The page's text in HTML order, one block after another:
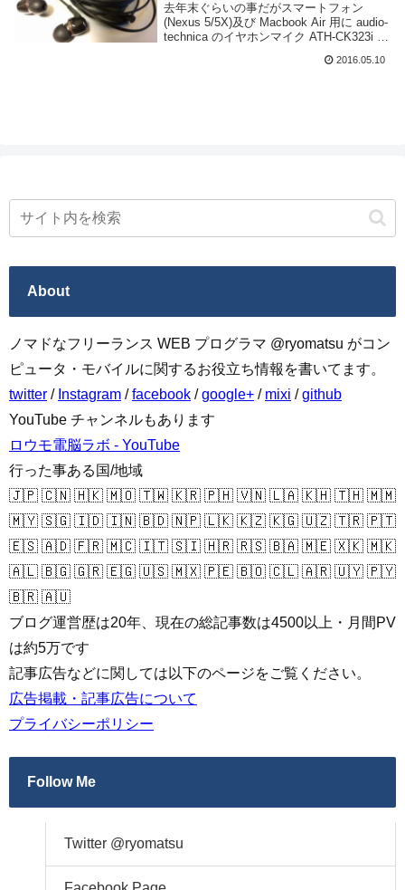
去年末ぐらいの事だがスマートフォン
(Nexus 5/5X)及び Macbook Air 用に audio-
technica のイヤホンマイク ATH-CK323i を
しまって今更感あるけど特徴や使用感等...
2016.05.10
About
ノマドなフリーランス WEB プログラマ @ryomatsu がコン
ピュータ・モバイルに関するお役立ち情報を書いてます。
twitter / Instagram /facebook /google+ / mixi /github
YouTube チャンネルもあります
ロウモ電脳ラボ - YouTube
行った事ある国/地域
🇯🇵 🇨🇳 🇭🇰 🇲🇴 🇹🇼 🇰🇷 🇵🇭 🇻🇳 🇱🇦 🇰🇭 🇹🇭 🇲🇲
🇲🇾 🇸🇬 🇮🇩 🇮🇳 🇧🇩 🇳🇵 🇱🇰 🇰🇿 🇰🇬 🇺🇿 🇹🇷 🇵🇹
🇪🇸 🇦🇩 🇫🇷 🇲🇨 🇮🇹 🇸🇮 🇭🇷 🇷🇸 🇧🇦 🇲🇪 🇽🇰 🇲🇰
🇦🇱 🇧🇬 🇬🇷 🇪🇬 🇺🇸 🇲🇽 🇵🇪 🇧🇴 🇨🇱 🇦🇷 🇺🇾 🇵🇾
🇧🇷 🇦🇺
ブログ運営歴は20年、現在の総記事数は4500以上・月間PV
は約5万です
記事広告などに関しては以下のページをご覧ください。
広告掲載・記事広告について
プライバシーポリシー
Follow Me
Twitter @ryomatsu